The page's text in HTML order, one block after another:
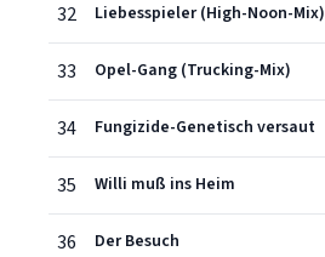
32 Liebesspieler (High-Noon-Mix)
33 Opel-Gang (Trucking-Mix)
34 Fungizide-Genetisch versaut
35 Willi muß ins Heim
36 Der Besuch